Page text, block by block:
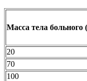
Масса тела больного
20
70
100